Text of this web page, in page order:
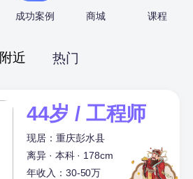
成功案例 商城 课程
附近 热门
44岁 / 工程师
现居：重庆彭水县
离异 · 本科 · 178cm
年收入：30-50万